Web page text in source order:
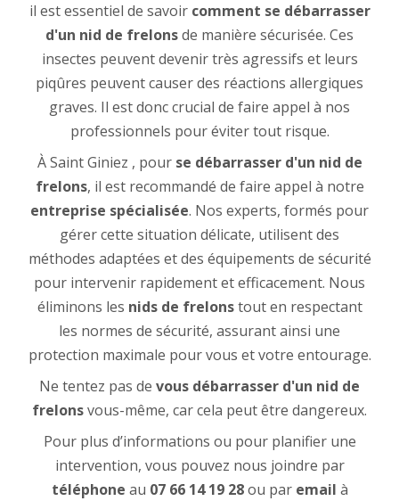
il est essentiel de savoir comment se débarrasser
d'un nid de frelonsde manière sécurisée. Ces
insectes peuvent devenir très agressifs et leurs
piqûres peuvent causer des réactions allergiques
graves. Il est donc crucial de faire appel à nos
professionnels pour éviter tout risque.
À Saint Giniez , pour se débarrasser d'un nid de
frelons, il est recommandé de faire appel à notre
entreprise spécialisée. Nos experts, formés pour
gérer cette situation délicate, utilisent des
méthodes adaptées et des équipements de sécurité
pour intervenir rapidement et efficacement. Nous
éliminons les nids de frelonstout en respectant
les normes de sécurité, assurant ainsi une
protection maximale pour vous et votre entourage.
Ne tentez pas de vous débarrasser d'un nid de
frelonsvous-même, car cela peut être dangereux.
Pour plus d’informations ou pour planifier une
intervention, vous pouvez nous joindre par
téléphone au 07 66 14 19 28ou par email à